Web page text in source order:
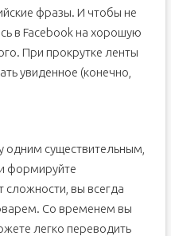
фразы. И чтобы не
в Facebook на хорошую
При прокрутке ленты
увиденное (конечно,
одним существительным,
формируйте
сложности, вы всегда
Со временем вы
легко переводить